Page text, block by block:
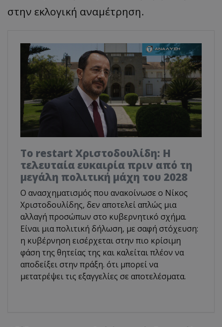
στην εκλογική αναμέτρηση.
Το restart Χριστοδουλίδη: Η
τελευταία ευκαιρία πριν από τη
μεγάλη πολιτική μάχη του 2028
Ο ανασχηματισμός που ανακοίνωσε ο Νίκος
Χριστοδουλίδης, δεν αποτελεί απλώς μια
αλλαγή προσώπων στο κυβερνητικό σχήμα.
Είναι μια πολιτική δήλωση, με σαφή στόχευση:
η κυβέρνηση εισέρχεται στην πιο κρίσιμη
φάση της θητείας της και καλείται πλέον να
αποδείξει στην πράξη. ότι μπορεί να
μετατρέψει τις εξαγγελίες σε αποτελέσματα.